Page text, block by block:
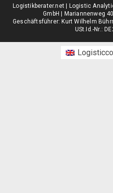
Logistikberater.net | Logistic
GmbH | Mariannenweg
Geschäftsführer: Kurt Wilhelm
USt.Id.-Nr.: